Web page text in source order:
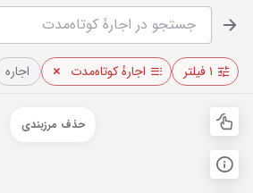
۱ فیلتر اجارهٔ کوتاه‌مدت اجاره
حذف مرزبندی